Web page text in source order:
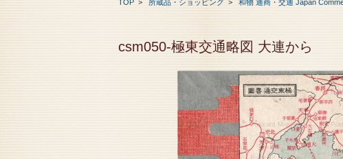
TOP > 所蔵品・ショッピング > 和物 通商・交通 Japan
csm050-極東交通略図 大連から